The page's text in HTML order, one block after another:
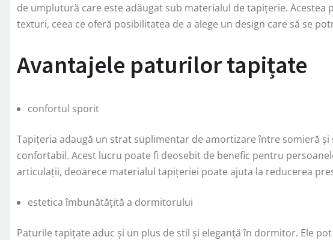
de umplutură care este adăugat sub materialul de tapițerie. Acestea
texturi, ceea ce oferă posibilitatea de a alege un design care să se
Avantajele paturilor tapițate
confortul sporit
Tapițeria adaugă un strat suplimentar de amortizare între somieră și
confortabil. Acest lucru poate fi deosebit de benefic pentru
articulații, deoarece materialul tapițeriei poate ajuta la reducerea
estetica îmbunătățită a dormitorului
Paturile tapițate aduc și un plus de stil și eleganță în dormitor. Ele